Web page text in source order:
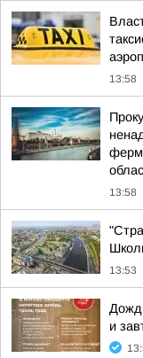
13:58
13:58
13:53
и